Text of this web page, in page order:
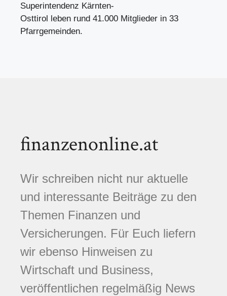
Superintendenz Kärnten-
Osttirol leben rund 41.000 Mitglieder in 33
Pfarrgemeinden.
finanzenonline.at
Wir schreiben nicht nur aktuelle
und interessante Beiträge zu den
Themen Finanzen und
Versicherungen. Für Euch liefern
wir ebenso Hinweisen zu
Wirtschaft und Business,
veröffentlichen regelmäßig News